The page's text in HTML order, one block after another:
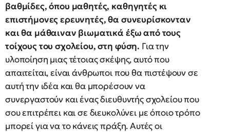
βαθμίδες, όπου μαθητές, καθηγητές κι
επιστήμονες ερευνητές, θα συνευρίσκονταν
και θα μάθαιναν βιωματικά έξω από τους
τοίχους του σχολείου, στη φύση. Για την
υλοποίηση μιας τέτοιας σκέψης, αυτό που
απαιτείται, είναι άνθρωποι που θα πιστέψουν σε
αυτή την ιδέα και θα μπορέσουν να
συνεργαστούν και ένας διευθυντής σχολείου που
σου επιτρέπει και σε διευκολύνει με όποιο τρόπο
μπορεί για να το κάνεις πράξη. Αυτές οι